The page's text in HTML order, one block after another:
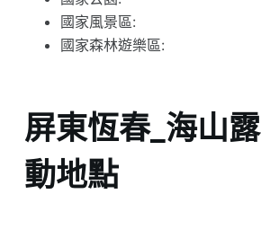
國家風景區:
國家森林遊樂區:
屏東恆春_海山
動地點